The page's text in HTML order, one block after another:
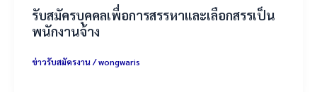
รับสมัครบุคคลเพื่อการสรรหาและเลือกสรรเป็น
พนักงานจ้าง
ข่าวรับสมัครงาน/wongwaris